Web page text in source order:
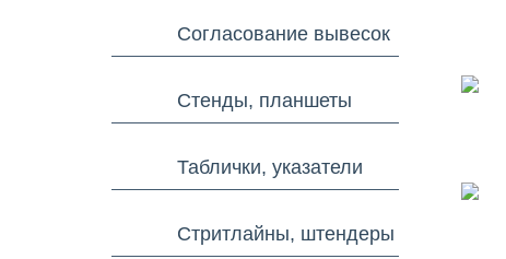
Согласование вывесок
Стенды, планшеты
Таблички, указатели
Стритлайны, штендеры